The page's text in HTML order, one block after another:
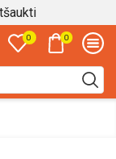
0 0